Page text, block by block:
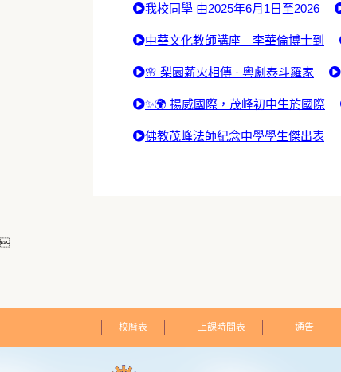
我校同學 由2025年6月1日至2026
中華文化教師講座 李華倫博士到
🌸 梨園薪火相傳 · 粵劇泰斗羅家
✨🌍 揚威國際，茂峰初中生於國際
佛教茂峰法師紀念中學學生傑出表

校曆表 上課時間表 通告